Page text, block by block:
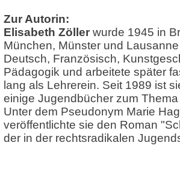
Zur Autorin:
Elisabeth Zöller wurde 1945 in
München, Münster und
Deutsch, Französisch,
Pädagogik und arbeitete später
lang als Lehrerein. Seit 1989 ist
einige Jugendbücher zum
Unter dem Pseudonym Marie
veröffentlichte sie den Roman
der in der rechtsradikalen